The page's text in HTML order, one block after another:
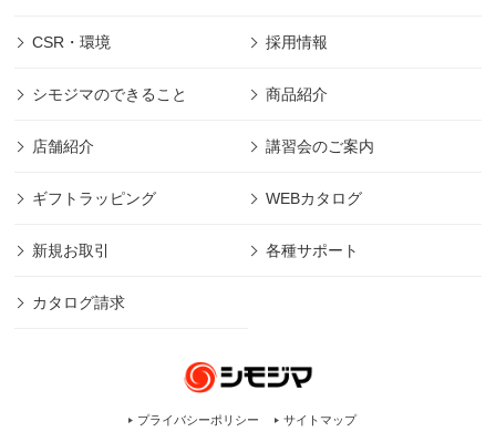
CSR・環境 採用情報
シモジマのできること 商品紹介
店舗紹介 講習会のご案内
ギフトラッピング WEBカタログ
新規お取引 各種サポート
カタログ請求
プライバシーポリシー サイトマップ